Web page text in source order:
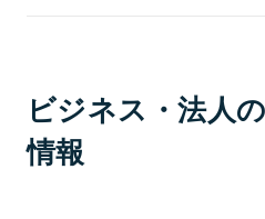
ビジネス・法人
情報